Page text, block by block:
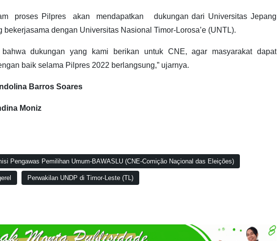
proses Pilpres akan mendapatkan dukungan dari Universitas Jepang
bekerjasama dengan Universitas Nasional Timor-Lorosa’e (UNTL).
bahwa dukungan yang kami berikan untuk CNE, agar masyarakat dapat
baik selama Pilpres 2022 berlangsung,” ujarnya.
Barros Soares
Moniz
Pengawas Pemilihan Umum-BAWASLU (CNE-Comição Naçional das Eleições)
Perwakilan UNDP di Timor-Leste (TL)